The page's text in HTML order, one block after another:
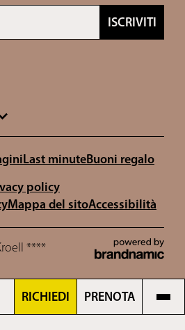
RICHIEDI PRENOTA
ISCRIVITI
Last minuteBuoni regalo
policy
Mappa del sitoAccessibilità
****